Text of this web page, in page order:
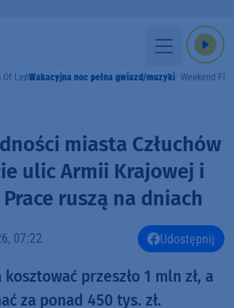
Of LeonWakacyjna noc pełna gwiazd/muzyki Weekend FM
miasta Człuchów
ulic Armii Krajowej i
ruszą na dniach
07:22 Udostępnij
przeszło 1 mln zł, a
za ponad 450 tys. zł.